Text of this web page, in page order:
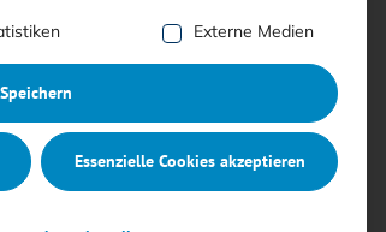
Gruppen, für die eine Einwilligung
Externe Medien
Speichern
Essenzielle Cookies akzeptieren